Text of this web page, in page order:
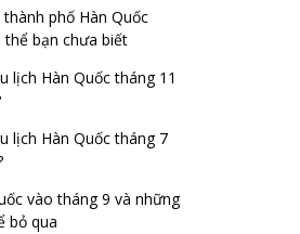
phố Hàn Quốc
bạn chưa biết
lịch Hàn Quốc tháng 11
lịch Hàn Quốc tháng 7
vào tháng 9 và những
bỏ qua